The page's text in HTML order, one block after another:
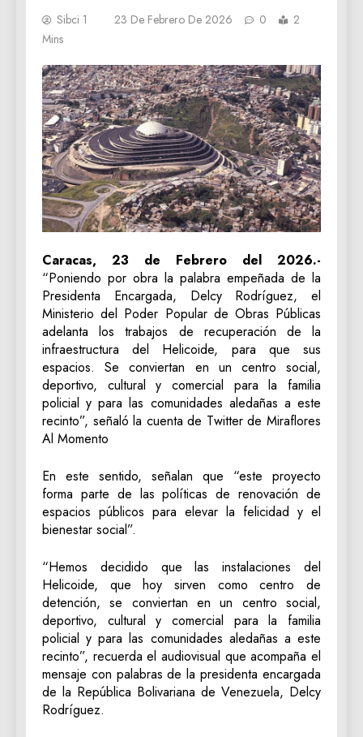
Sibci 1 23 De Febrero De 2026 0
2
Mins
Caracas, 23 de Febrero del 2026.-
“Poniendo por obra la palabra empeñada de la
Presidenta Encargada, Delcy Rodríguez, el
Ministerio del Poder Popular de Obras Públicas
adelanta los trabajos de recuperación de la
infraestructura del Helicoide, para que sus
espacios. Se conviertan en un centro social,
deportivo, cultural y comercial para la familia
policial y para las comunidades aledañas a este
recinto”, señaló la cuenta de Twitter de Miraflores
Al Momento
En este sentido, señalan que “este proyecto
forma parte de las políticas de renovación de
espacios públicos para elevar la felicidad y el
bienestar social”.
“Hemos decidido que las instalaciones del
Helicoide, que hoy sirven como centro de
detención, se conviertan en un centro social,
deportivo, cultural y comercial para la familia
policial y para las comunidades aledañas a este
recinto”, recuerda el audiovisual que acompaña el
mensaje con palabras de la presidenta encargada
de la República Bolivariana de Venezuela, Delcy
Rodríguez.